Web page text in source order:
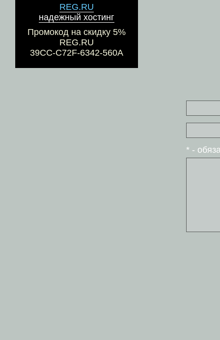
REG.RU
надежный хостинг
Промокод на скидку 5%
REG.RU
39CC-C72F-6342-560A
* -